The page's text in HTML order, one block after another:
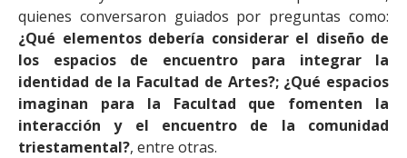
quienes conversaron guiados por preguntas como:
¿Qué elementos debería considerar el diseño de
los espacios de encuentro para integrar la
identidad de la Facultad de Artes?; ¿Qué espacios
imaginan para la Facultad que fomenten la
interacción y el encuentro de la comunidad
triestamental?, entre otras.